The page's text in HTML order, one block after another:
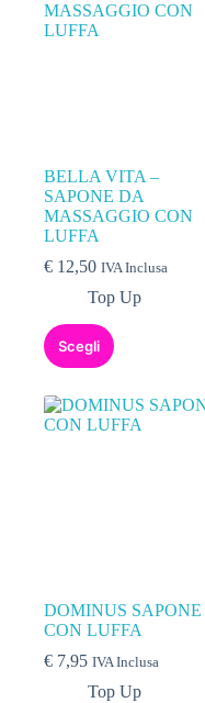
BELLA VITA –
SAPONE DA
MASSAGGIO CON
LUFFA
€ 12,50 IVA Inclusa
Top Up
Scegli
DOMINUS SAPONE
CON LUFFA
€ 7,95 IVA Inclusa
Top Up